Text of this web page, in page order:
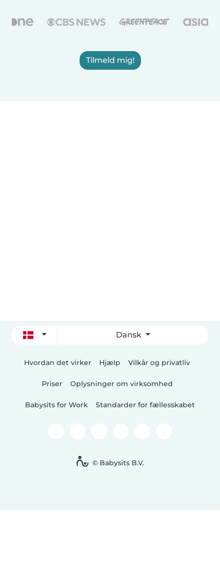
Tilmeld mig!
Dansk
Hvordan det virker Hjælp Vilkår og privatliv
Priser Oplysninger om virksomhed
Babysits for Work Standarder for fællesskabet
© Babysits B.V.